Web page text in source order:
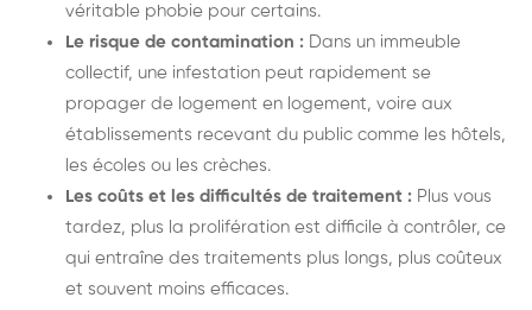
véritable phobie pour certains.
Le risque de contamination : Dans un immeuble
collectif, une infestation peut rapidement se
propager de logement en logement, voire aux
établissements recevant du public comme les hôtels,
les écoles ou les crèches.
Les coûts et les difficultés de traitement : Plus vous
tardez, plus la prolifération est difficile à contrôler, ce
qui entraîne des traitements plus longs, plus coûteux
et souvent moins efficaces.